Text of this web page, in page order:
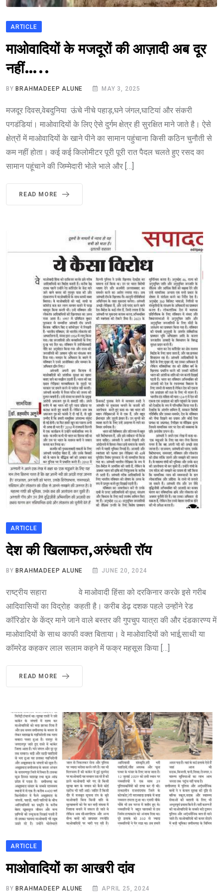
ARTICLE
माओवादियों के मजदूरों की आज़ादी अब दूर
नहीं…..
BYBRAHMADEEP ALUNE MAY 3, 2025
मजदूर दिवस,वेबदुनिया ऊंचे नीचे पहाड़,घने जंगल,घाटियां और संकरी
पगडंडियां। माओवादियों के लिए ऐसे दुर्गम क्षेत्र ही सुरक्षित माने जाते है। ऐसे
क्षेत्रों में माओवादियों के खाने पीने का सामान पहुंचाना किसी कठिन चुनौती से
कम नहीं होता। कई कई किलोमीटर पूरी पूरी रात पैदल चलते हुए रसद का
सामान पहूंचाने की जिम्मेदारी भोले भाले और […]
READ MORE
ARTICLE
देश की खिलाफत,अरुंधती रॉय
BYBRAHMADEEP ALUNE JUNE 20, 2024
राष्ट्रीय सहारा वे माओवादी हिंसा को दरकिनार करके इसे गरीब
आदिवासियों का विद्रोह कहती है। करीब डेढ़ दशक पहले उन्होंने रेड
कॉरिडोर के केंद्र माने जाने वाले बस्तर की गुपचुप यात्रा की और दंडकारण्य में
माओवादियों के साथ काफी वक्त बिताया। वे माओवादियों को भाई,साथी या
कॉमरेड कहकर लाल सलाम कहने में फक्र महसूस किया […]
READ MORE
ARTICLE
माओवादियों का आखरी दांव
BY BRAHMADEEP ALUNE APRIL 25, 2024